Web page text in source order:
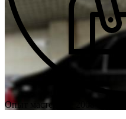
Опыт мастеров с 2008 г.